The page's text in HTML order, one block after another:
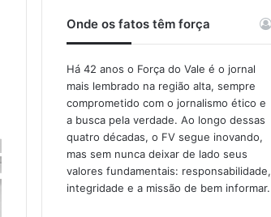
Onde os fatos têm força
Há 42 anos o Força do Vale é o jornal
mais lembrado na região alta, sempre
comprometido com o jornalismo ético e
a busca pela verdade. Ao longo dessas
quatro décadas, o FV segue inovando,
mas sem nunca deixar de lado seus
valores fundamentais: responsabilidade,
integridade e a missão de bem informar.​